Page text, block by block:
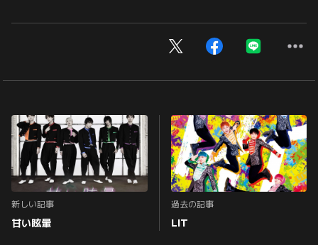
新しい記事
甘い眩暈
過去の記事
LIT